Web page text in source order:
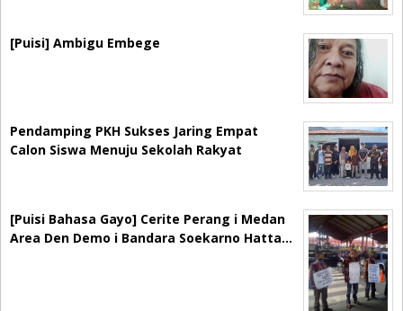
[Puisi] Ambigu Embege
Pendamping PKH Sukses Jaring Empat
Calon Siswa Menuju Sekolah Rakyat
[Puisi Bahasa Gayo] Cerite Perang i Medan
Area Den Demo i Bandara Soekarno Hatta…